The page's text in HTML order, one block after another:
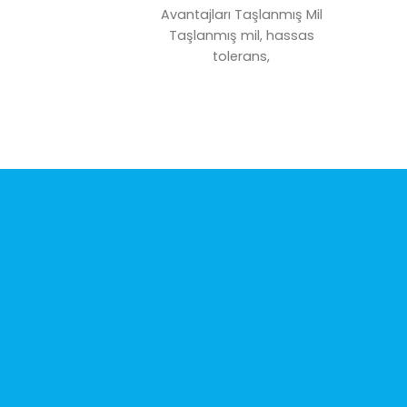
Avantajları Taşlanmış Mil
Taşlanmış mil, hassas
tolerans,